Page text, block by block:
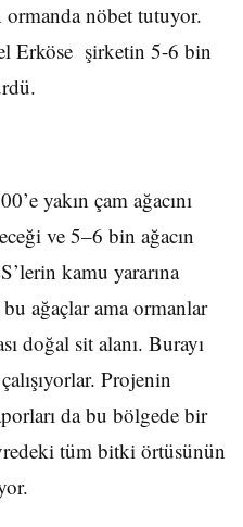
nöbet tutuyor.
Erköse şirketin 5-6 bin
yakın çam ağacını
ve 5–6 bin ağacın
kamu yararına
ağaçlar ama ormanlar
doğal sit alanı. Burayı
Projenin
da bu bölgede bir
tüm bitki örtüsünün